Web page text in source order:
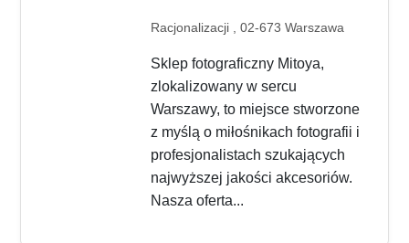
Racjonalizacji , 02-673 Warszawa
Sklep fotograficzny Mitoya,
zlokalizowany w sercu
Warszawy, to miejsce stworzone
z myślą o miłośnikach fotografii i
profesjonalistach szukających
najwyższej jakości akcesoriów.
Nasza oferta...